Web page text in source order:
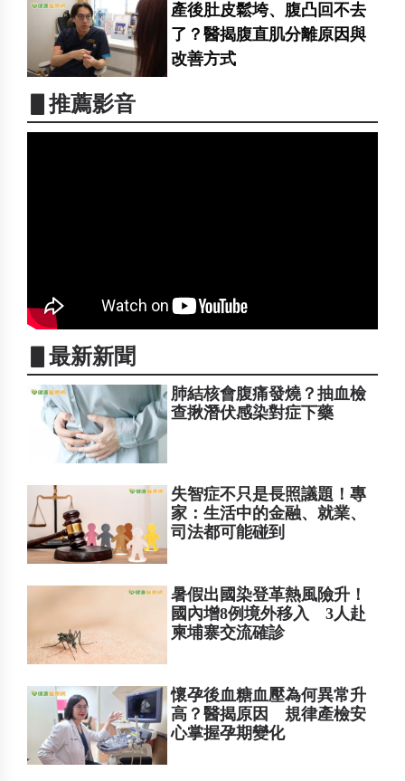
產後肚皮鬆垮、腹凸回不去
了？醫揭腹直肌分離原因與
改善方式
▋推薦影音
▋最新新聞
肺結核會腹痛發燒？抽血檢
查揪潛伏感染對症下藥
失智症不只是長照議題！專
家：生活中的金融、就業、
司法都可能碰到
暑假出國染登革熱風險升！
國內增8例境外移入 3人赴
柬埔寨交流確診
懷孕後血糖血壓為何異常升
高？醫揭原因 規律產檢安
心掌握孕期變化